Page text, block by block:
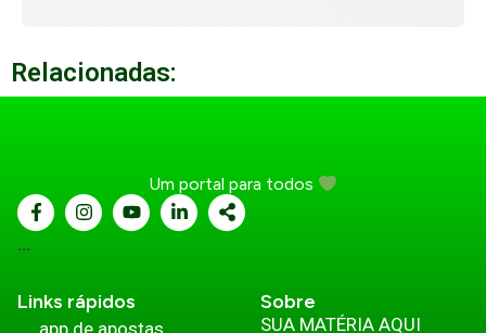
Relacionadas:
Um portal para todos
...
Links rápidos
app de apostas
Sobre
SUA MATÉRIA AQUI